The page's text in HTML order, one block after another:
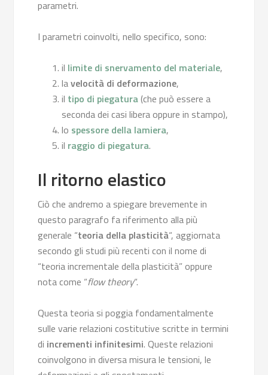
parametri.
I parametri coinvolti, nello specifico, sono:
il limite di snervamento del materiale,
lavelocità di deformazione,
il tipo di piegatura(che può essere a
seconda dei casi libera oppure in stampo),
lo spessore della lamiera,
il raggio di piegatura.
Il ritorno elastico
Ciò che andremo a spiegare brevemente in
questo paragrafo fa riferimento alla più
generale “teoria della plasticità“, aggiornata
secondo gli studi più recenti con il nome di
“teoria incrementale della plasticità” oppure
nota come “flow theory“.
Questa teoria si poggia fondamentalmente
sulle varie relazioni costitutive scritte in termini
di incrementi infinitesimi. Queste relazioni
coinvolgono in diversa misura le tensioni, le